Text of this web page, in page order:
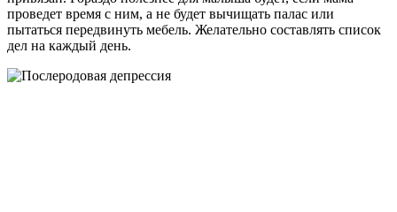
проведет время с ним, а не будет вычищать палас или
пытаться передвинуть мебель. Желательно составлять список
дел на каждый день.